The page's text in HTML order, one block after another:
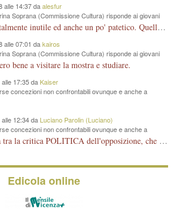
alle 14:37 daalesfur
Soprana (Commissione Cultura) risponde ai giovani
per il Comune"
Commento di Kairos totalmente inutile ed anche un po' patetico. Quella che è completamente mancata è stata la promozione internazionale dell'evento effettuata da chi lo sa fare, l'amministrazione in questo è stata totalmente assente relegando al provincialismo una mostra che meritava ben altre platee ed i risultati sono sotto gli occhi di tutti. Su questo bisogna parlare, il fatto di averla organizzata al Chiericati certo non ha aiutato ma è un aspetto secondario rispetto a quello della promozione. In città con le mostre organizzate da Goldin - che certo ha fatto principalmente i suoi interessi, ma ne ha comunque beneficiato la città in immagine e commercio per il centro - arrivavano giornalmente pullman carichi di turisti. Dove sono i turisti ora?
alle 07:01 dakairos
Soprana (Commissione Cultura) risponde ai giovani
per il Comune"
bene a visitare la mostra e studiare.
17:35 daKaiser
concezioni non confrontabili ovunque e anche a
12:34 da Luciano Parolin (Luciano)
concezioni non confrontabili ovunque e anche a
Il finale, fa la differenza tra la critica POLITICA dell'opposizione, che ha perso le elezioni ed è minoranza e non trova altri argomenti per politicizzare sul sito qua o là ? La critica d'arte invece è un'altra cosa che lascio agli altri. Per ora mi basta la lezione magistrale del prof. Giulianati.
Edicola online